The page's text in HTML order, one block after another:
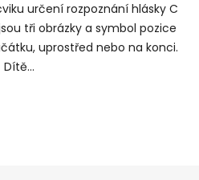
určení rozpoznání hlásky C
tři obrázky a symbol pozice
uprostřed nebo na konci.
Dítě...